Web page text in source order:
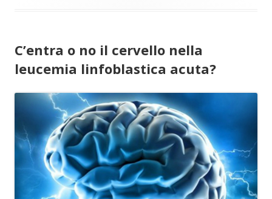
C’entra o no il cervello nella
leucemia linfoblastica acuta?